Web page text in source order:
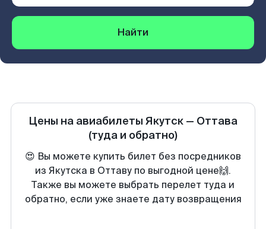
Найти
Цены на авиабилеты Якутск — Оттава
(туда и обратно)
😍 Вы можете купить билет без посредников
из Якутска в Оттаву по выгодной цене🙌.
Также вы можете выбрать перелет туда и
обратно, если уже знаете дату возвращения